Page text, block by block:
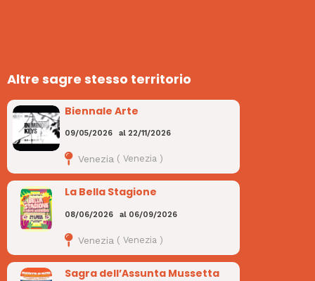
Altre sagre stesso territorio
Biennale Arte
09/05/2026 al 22/11/2026
Venezia ( Venezia)
La Bella Stagione
08/06/2026 al 06/09/2026
Venezia ( Venezia )
Sagra dell’Assunta Mussetta